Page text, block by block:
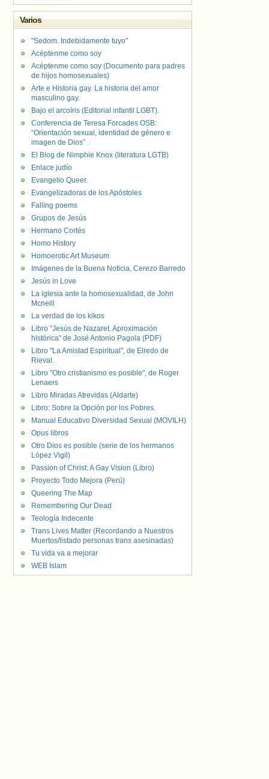
Varios
"Sedom. Indebidamente tuyo"
Acéptenme como soy
Acéptenme como soy (Documento para padres
de hijos homosexuales)
Arte e Historia gay. La historia del amor
masculino gay.
Bajo el arcoíris (Editorial infantil LGBT).
Conferencia de Teresa Forcades OSB:
“Orientación sexual, identidad de género e
imagen de Dios” .
El Blog de Nimphie Knox (literatura LGTB)
Enlace judío
Evangelio Queer.
Evangelizadoras de los Apóstoles
Falling poems
Grupos de Jesús
Hermano Cortés
Homo History
Homoerotic Art Museum
Imágenes de la Buena Noticia, Cerezo Barredo
Jesús in Love
La iglesia ante la homosexualidad, de John
Mcneill
La verdad de los kikos
Libro "Jesús de Nazaret. Aproximación
histórica" de José Antonio Pagola (PDF)
Libro "La Amistad Espiritual", de Elredo de
Rieval.
Libro "Otro cristianismo es posible", de Roger
Lenaers
Libro Miradas Atrevidas (Aldarte)
Libro: Sobre la Opción por los Pobres.
Manual Educativo Diversidad Sexual (MOVILH)
Opus libros
Otro Dios es posible (serie de los hermanos
López Vigil)
Passion of Christ: A Gay Vision (Libro)
Proyecto Todo Mejora (Perú)
Queering The Map
Remembering Our Dead
Teología Indecente
Trans Lives Matter (Recordando a Nuestros
Muertos/listado personas trans asesinadas)
Tu vida va a mejorar
WEB Islam